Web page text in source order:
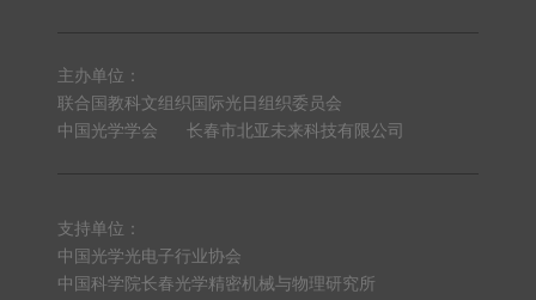
主办单位：
联合国教科文组织国际光日组织委员会
中国光学学会
长春市北亚未来科技有限公司
支持单位：
中国光学光电子行业协会
中国科学院长春光学精密机械与物理研究所